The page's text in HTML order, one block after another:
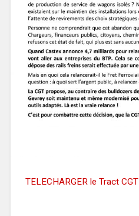
TELECHARGER le Tract CGT